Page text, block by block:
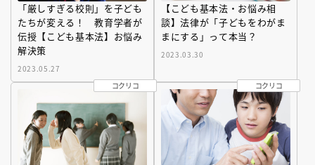
「厳しすぎる校則」を子ども
たちが変える！ 教育学者が
伝授【こども基本法】お悩み
解決策
2023.05.27
【こども基本法・お悩み相
談】法律が「子どもをわがま
まにする」って本当？​
2023.03.30
コクリコ コクリコ